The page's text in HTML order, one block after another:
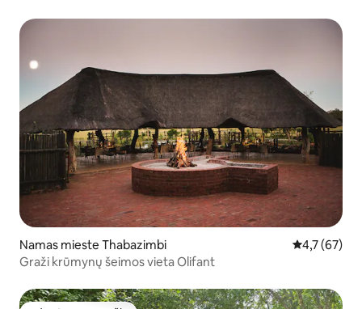
Namas mieste Thabazimbi Vidutinis
4,7 (67)
Graži krūmynų šeimos vieta Olifant